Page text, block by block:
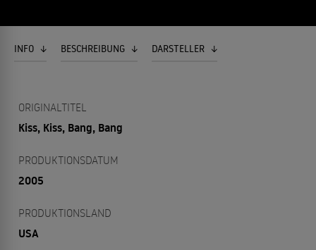
INFO BESCHREIBUNG DARSTELLER
ORIGINALTITEL
Kiss, Kiss, Bang, Bang
PRODUKTIONSDATUM
2005
PRODUKTIONSLAND
USA